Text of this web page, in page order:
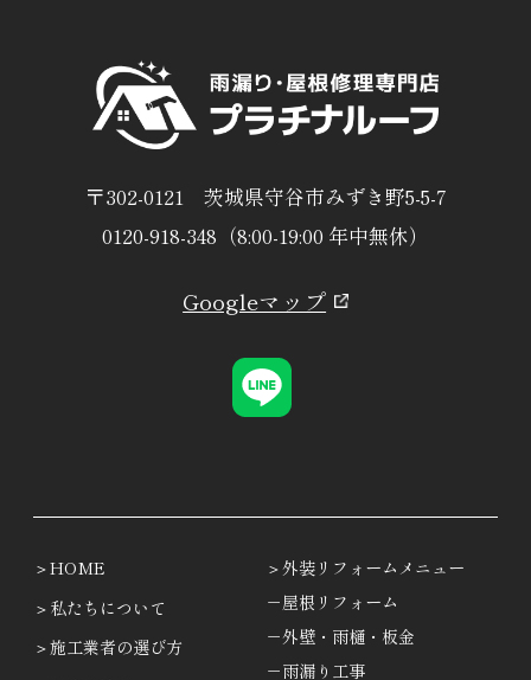
〒302-0121 茨城県守谷市みずき野5-5-7
0120-918-348（8:00-19:00 年中無休）
Googleマップ
HOME
私たちについて
施工業者の選び方
外装リフォームメニュー
－屋根リフォーム
－外壁・雨樋・板金
－雨漏り工事